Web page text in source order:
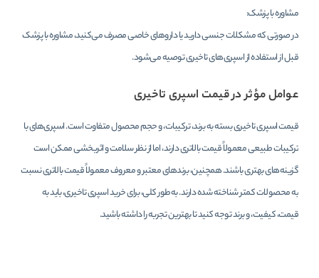
مشاوره با پزشک:
در صورتی که مشکلات جنسی دارید یا داروهای خاصی مصرف می‌کنید، مشاوره با پزشک
قبل از استفاده از اسپری‌های تاخیری توصیه می‌شود.
عوامل مؤثر در قیمت اسپری تاخیری
قیمت اسپری تاخیری بسته به برند، ترکیبات، و حجم محصول متفاوت است. اسپری‌های با
ترکیبات طبیعی معمولاً قیمت بالاتری دارند، اما از نظر سلامت و اثربخشی ممکن است
گزینه‌های بهتری باشند. همچنین، برندهای معتبر و معروف معمولاً قیمت بالاتری نسبت
به محصولات کمتر شناخته شده دارند. به‌طور کلی، برای خرید اسپری تاخیری، باید به
قیمت، کیفیت، و برند توجه کنید تا بهترین تجربه را داشته باشید.